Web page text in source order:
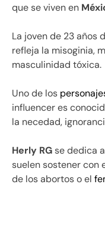
que se viven en
La joven de 23 años
refleja la misoginia,
masculinidad tóxica.
Uno de los
influencer es
la necedad,
Herly RGse dedica
suelen sostener con
de los abortos o el